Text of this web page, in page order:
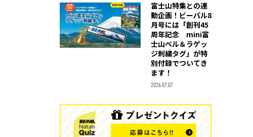
富士山特集との連
動企画！ビーパル8
月号には「創刊45
周年記念 mini富
士山ベル＆ラゲッ
ジ刺繍タグ」が特
別付録でついてき
ます！
2026.07.07